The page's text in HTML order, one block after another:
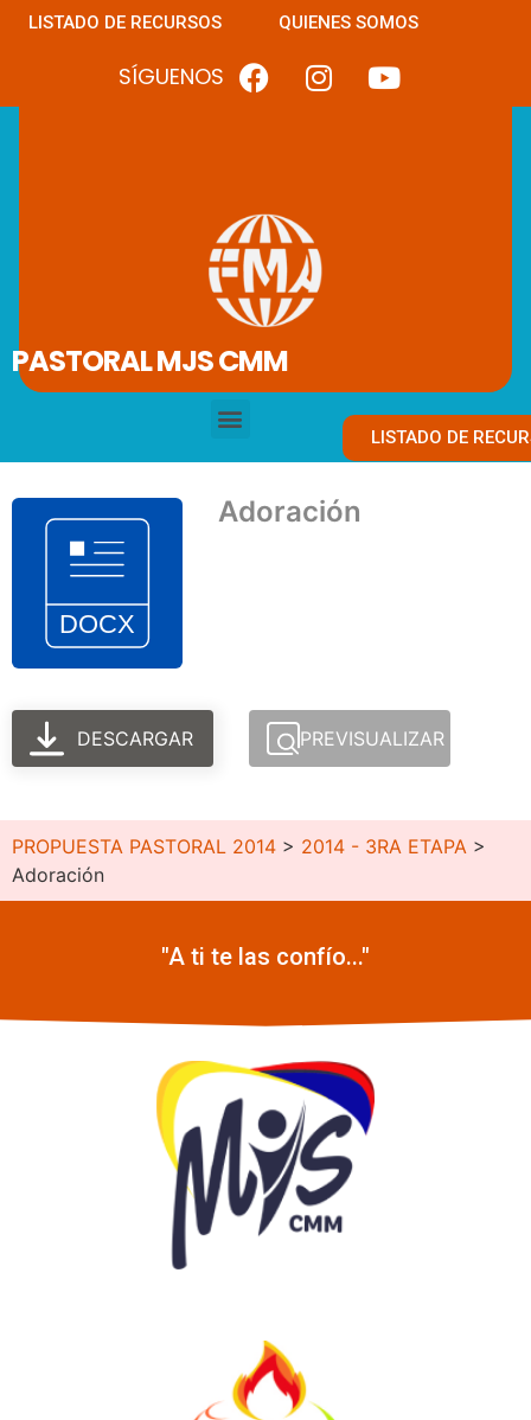
LISTADO DE RECURSOS QUIENES SOMOS
SÍGUENOS
PASTORAL MJS CMM
LISTADO DE
Adoración
DESCARGAR PREVISUALIZAR
PROPUESTA PASTORAL 2014 > 2014 - 3RA ETAPA >
Adoración
"A ti te las confío..."